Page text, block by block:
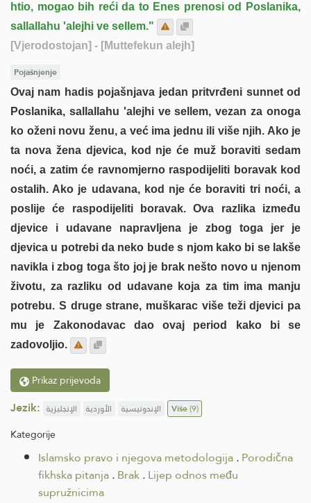
htio, mogao bih reći da to Enes prenosi od Poslanika,
sallallahu 'alejhi ve sellem."
[Vjerodostojan] - [Muttefekun alejh]
Pojašnjenje
Ovaj nam hadis pojašnjava jedan pritvrđeni sunnet od
Poslanika, sallallahu 'alejhi ve sellem, vezan za onoga
ko oženi novu ženu, a već ima jednu ili više njih. Ako je
ta nova žena djevica, kod nje će muž boraviti sedam
noći, a zatim će ravnomjerno raspodijeliti boravak kod
ostalih. Ako je udavana, kod nje će boraviti tri noći, a
poslije će raspodijeliti boravak. Ova razlika između
djevice i udavane napravljena je zbog toga jer je
djevica u potrebi da neko bude s njom kako bi se lakše
navikla i zbog toga što joj je brak nešto novo u njenom
životu, za razliku od udavane koja za tim ima manju
potrebu. S druge strane, muškarac više teži djevici pa
mu je Zakonodavac dao ovaj period kako bi se
zadovoljio.
Prikaz prijevoda
Jezik: الإنجليزية الأوردية الإندونيسية Više(9)
Kategorije
Islamsko pravo i njegova metodologija.Porodična
fikhska pitanja.Brak.Lijep odnos među
supružnicima